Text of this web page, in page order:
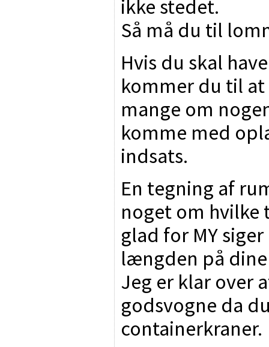
ikke stedet.
Så må du til
Hvis du skal
kommer du til
mange om
komme med
indsats.
En tegning af
noget om hvilke
glad for MY
længden på
Jeg er klar over
godsvogne da
containerkraner.